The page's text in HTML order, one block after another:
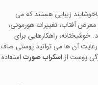
زیبایی هستند که می‌
معرض آفتاب، تغییرات هورمونی،
راهکارهایی برای
رعایت آن ها می‌ توانید پوستی صاف
پوست از اسکراب صورت استفاده